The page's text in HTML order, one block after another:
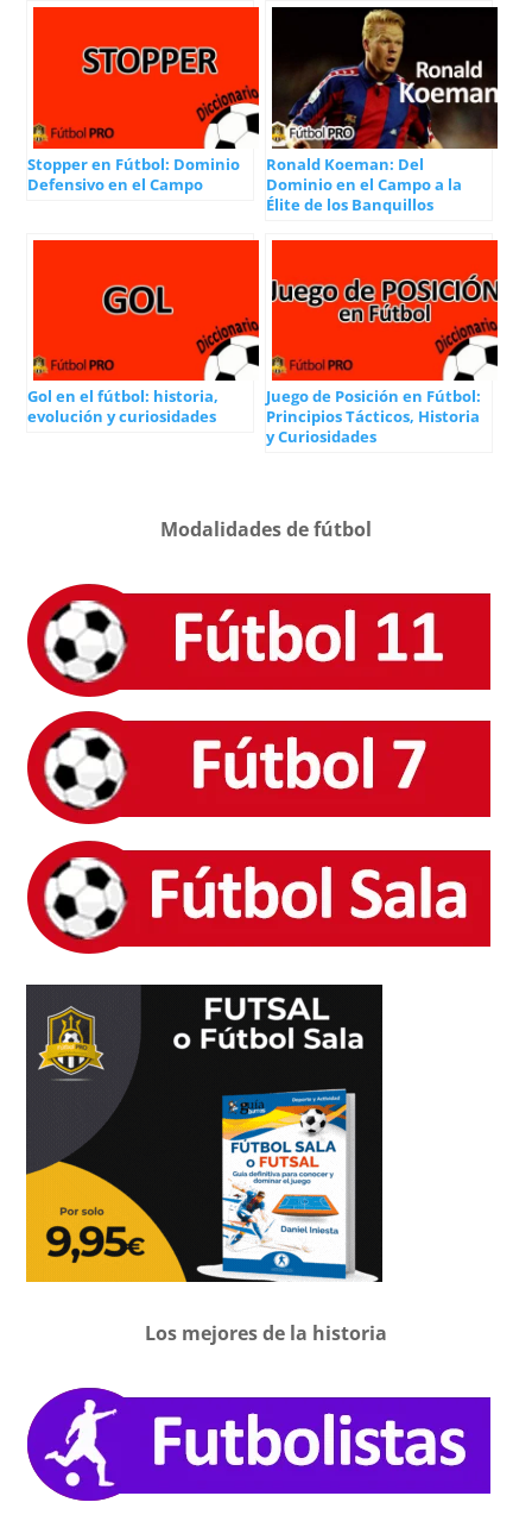
Stopper en Fútbol: Dominio
Defensivo en el Campo
Ronald Koeman: Del
Dominio en el Campo a la
Élite de los Banquillos
Gol en el fútbol: historia,
evolución y curiosidades
Juego de Posición en Fútbol:
Principios Tácticos, Historia
y Curiosidades
Modalidades de fútbol
Los mejores de la historia